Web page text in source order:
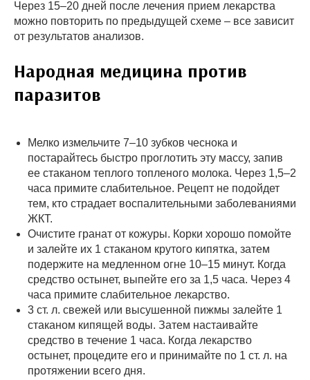
Через 15–20 дней после лечения прием лекарства
можно повторить по предыдущей схеме – все зависит
от результатов анализов.
Народная медицина против
паразитов
Мелко измельчите 7–10 зубков чеснока и
постарайтесь быстро проглотить эту массу, запив
ее стаканом теплого топленого молока. Через 1,5–2
часа примите слабительное. Рецепт не подойдет
тем, кто страдает воспалительными заболеваниями
ЖКТ.
Очистите гранат от кожуры. Корки хорошо помойте
и залейте их 1 стаканом крутого кипятка, затем
подержите на медленном огне 10–15 минут. Когда
средство остынет, выпейте его за 1,5 часа. Через 4
часа примите слабительное лекарство.
3 ст. л. свежей или высушенной пижмы залейте 1
стаканом кипящей воды. Затем настаивайте
средство в течение 1 часа. Когда лекарство
остынет, процедите его и принимайте по 1 ст. л. на
протяжении всего дня.